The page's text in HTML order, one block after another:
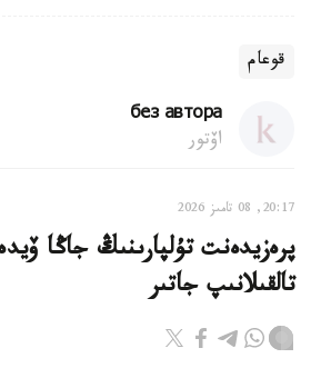
قوعام
без автора
اۆتور
20:17, 08 تامىز 2026
پرەزيدەنت تۇلپارىنىڭ جاڭا
تالقىلانىپ جاتىر